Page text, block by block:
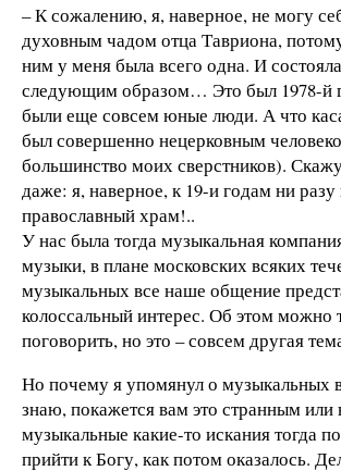
– К сожалению, я, наверное, не могу
духовным чадом отца Тавриона,
ним у меня была всего одна. И
следующим образом… Это был 1978-й
были еще совсем юные люди. А что
был совершенно нецерковным
большинство моих сверстников).
даже: я, наверное, к 19-и годам ни
православный храм!..
У нас была тогда музыкальная
музыки, в плане московских всяких
музыкальных все наше общение
колоссальный интерес. Об этом можно
поговорить, но это – совсем другая
Но почему я упомянул о музыкальных
знаю, покажется вам это странным или
музыкальные какие-то искания тогда
прийти к Богу, как потом оказалось.